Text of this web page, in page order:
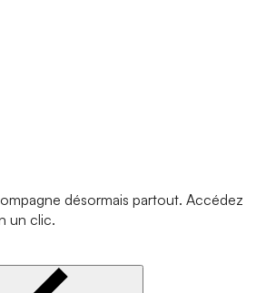
désormais partout. Accédez
un clic.